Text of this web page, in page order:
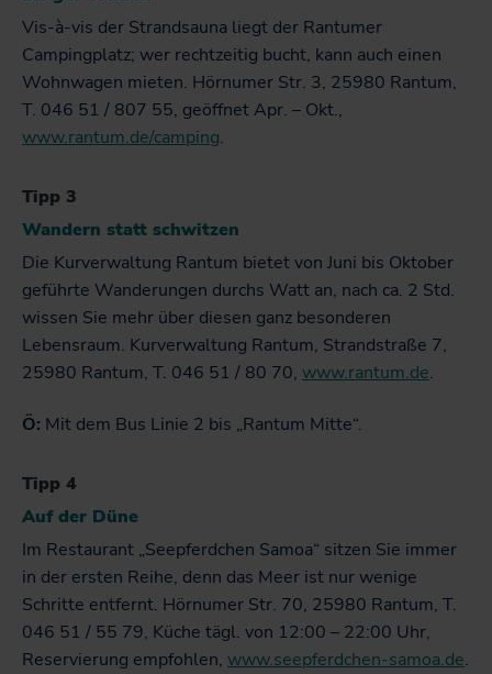
Vis-à-vis der Strandsauna liegt der Rantumer
Campingplatz; wer rechtzeitig bucht, kann auch einen
Wohnwagen mieten. Hörnumer Str. 3, 25980 Rantum,
T. 046 51 / 807 55, geöffnet Apr. – Okt.,
www.rantum.de/camping.
Tipp 3
Wandern statt schwitzen
Die Kurverwaltung Rantum bietet von Juni bis Oktober
geführte Wanderungen durchs Watt an, nach ca. 2 Std.
wissen Sie mehr über diesen ganz besonderen
Lebensraum. Kurverwaltung Rantum, Strandstraße 7,
25980 Rantum, T. 046 51 / 80 70, www.rantum.de.
Ö: Mit dem Bus Linie 2 bis „Rantum Mitte“.
Tipp 4
Auf der Düne
Im Restaurant „Seepferdchen Samoa“ sitzen Sie immer
in der ersten Reihe, denn das Meer ist nur wenige
Schritte entfernt. Hörnumer Str. 70, 25980 Rantum, T.
046 51 / 55 79, Küche tägl. von 12:00 – 22:00 Uhr,
Reservierung empfohlen, www.seepferdchen-samoa.de.